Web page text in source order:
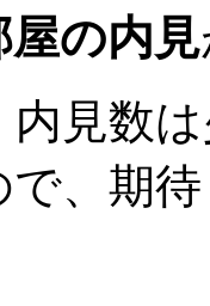
屋の内見
見数
で、期